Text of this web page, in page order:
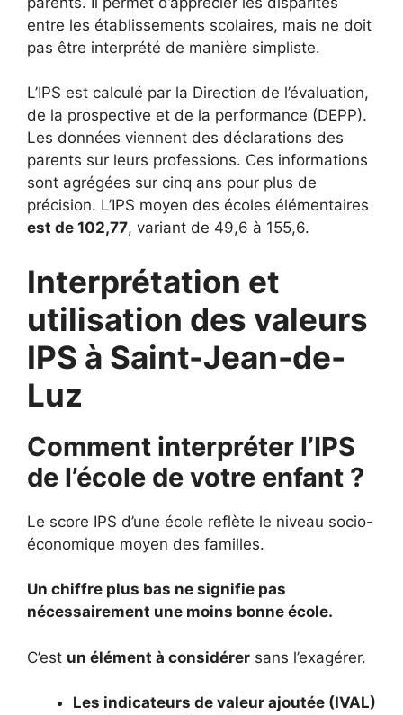
entre les établissements scolaires, mais ne doit
pas être interprété de manière simpliste.
L’IPS est calculé par la Direction de l’évaluation,
de la prospective et de la performance (DEPP).
Les données viennent des déclarations des
parents sur leurs professions. Ces informations
sont agrégées sur cinq ans pour plus de
précision. L’IPS moyen des écoles élémentaires
est de 102,77, variant de 49,6 à 155,6.
Interprétation et
utilisation des valeurs
IPS à Saint-Jean-de-
Luz
Comment interpréter l’IPS
de l’école de votre enfant ?
Le score IPS d’une école reflète le niveau socio-
économique moyen des familles.
Un chiffre plus bas ne signifie pas
nécessairement une moins bonne école.
C’est un élément à considérer sans l’exagérer.
Les indicateurs de valeur ajoutée (IVAL)